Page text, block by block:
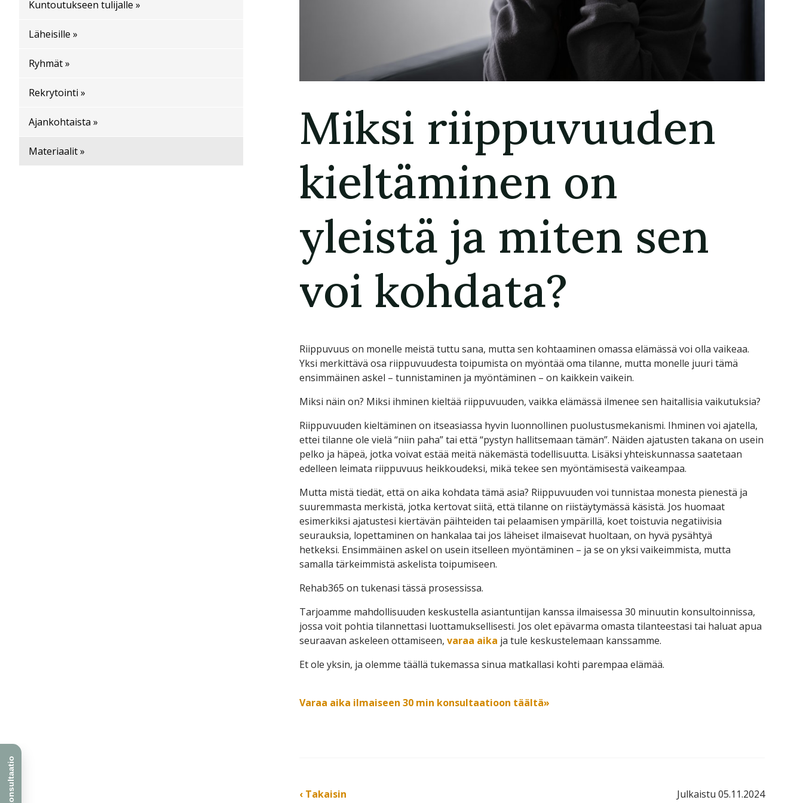
Kuntoutukseen tulijalle »
Läheisille »
Ryhmät »
Rekrytointi »
Ajankohtaista »
Materiaalit »
Miksi riippuvuuden
kieltäminen on
yleistä ja miten sen
voi kohdata?
Riippuvuus on monelle meistä tuttu sana, mutta sen kohtaaminen omassa elämässä voi olla vaikeaa.
Yksi merkittävä osa riippuvuudesta toipumista on myöntää oma tilanne, mutta monelle juuri tämä
ensimmäinen askel – tunnistaminen ja myöntäminen – on kaikkein vaikein.
Miksi näin on? Miksi ihminen kieltää riippuvuuden, vaikka elämässä ilmenee sen haitallisia vaikutuksia?
Riippuvuuden kieltäminen on itseasiassa hyvin luonnollinen puolustusmekanismi. Ihminen voi ajatella,
ettei tilanne ole vielä “niin paha” tai että “pystyn hallitsemaan tämän”. Näiden ajatusten takana on usein
pelko ja häpeä, jotka voivat estää meitä näkemästä todellisuutta. Lisäksi yhteiskunnassa saatetaan
edelleen leimata riippuvuus heikkoudeksi, mikä tekee sen myöntämisestä vaikeampaa.
Mutta mistä tiedät, että on aika kohdata tämä asia? Riippuvuuden voi tunnistaa monesta pienestä ja
suuremmasta merkistä, jotka kertovat siitä, että tilanne on riistäytymässä käsistä. Jos huomaat
esimerkiksi ajatustesi kiertävän päihteiden tai pelaamisen ympärillä, koet toistuvia negatiivisia
seurauksia, lopettaminen on hankalaa tai jos läheiset ilmaisevat huoltaan, on hyvä pysähtyä
hetkeksi. Ensimmäinen askel on usein itselleen myöntäminen – ja se on yksi vaikeimmista, mutta
samalla tärkeimmistä askelista toipumiseen.
Rehab365 on tukenasi tässä prosessissa.
Tarjoamme mahdollisuuden keskustella asiantuntijan kanssa ilmaisessa 30 minuutin konsultoinnissa,
jossa voit pohtia tilannettasi luottamuksellisesti. Jos olet epävarma omasta tilanteestasi tai haluat apua
seuraavan askeleen ottamiseen, varaa aika ja tule keskustelemaan kanssamme.
Et ole yksin, ja olemme täällä tukemassa sinua matkallasi kohti parempaa elämää.
Varaa aika ilmaiseen 30 min konsultaatioon täältä»
‹ Takaisin Julkaistu 05.11.2024